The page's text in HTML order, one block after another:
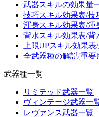
武器スキルの効果量
技巧スキル効果表/技
渾身スキル効果表/渾
背水スキル効果表/背
上限UPスキル効果
全武器種の解説(重要
武器種一覧
リミテッド武器一覧
ヴィンテージ武器一
レヴァンス武器一覧